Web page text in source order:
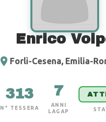
Enrico
Forlì-Cesena, Emilia-
313
N° TESSERA
7
ANNI
LAGAP